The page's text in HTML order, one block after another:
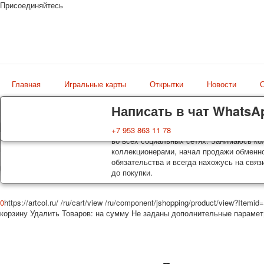
Доставка
Колоды, почтовые открытки тщательно
оплаты. Исключение: репринт под заказ,
осуществляется почтой России с треком
момент покупки. По желанию
Гарантия
Вы покупаете колоды игральных карт,
во всех социальных сетях. Занимаюсь
коллекционерами, начал продажи
обязательства и всегда нахожусь на
до покупки.
Написать в чат
+7 953 863 11 78
Присоединяйтесь
Главная Игральные карты Открытки Новости
Магазин
0https://artcol.ru/ /ru/cart/view /ru/component/jshopping/product/
корзину Удалить Товаров: на сумму Не заданы дополнительные